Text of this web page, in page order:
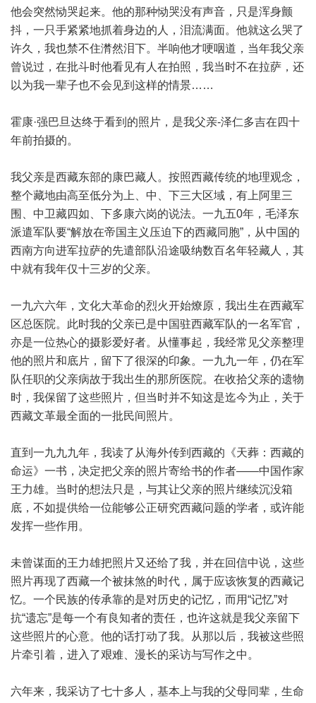
他会突然恸哭起来。他的那种恸哭没有声音，只是浑身颤
抖，一只手紧紧地抓着身边的人，泪流满面。他就这么哭了
许久，我也禁不住潸然泪下。半响他才哽咽道，当年我父亲
曾说过，在批斗时他看见有人在拍照，我当时不在拉萨，还
以为我一辈子也不会见到这样的情景……
霍康·强巴旦达终于看到的照片，是我父亲-泽仁多吉在四十
年前拍摄的。
我父亲是西藏东部的康巴藏人。按照西藏传统的地理观念，
整个藏地由高至低分为上、中、下三大区域，有上阿里三
围、中卫藏四如、下多康六岗的说法。一九五0年，毛泽东
派遣军队要“解放在帝国主义压迫下的西藏同胞”，从中国的
西南方向进军拉萨的先遣部队沿途吸纳数百名年轻藏人，其
中就有我年仅十三岁的父亲。
一九六六年，文化大革命的烈火开始燎原，我出生在西藏军
区总医院。此时我的父亲已是中国驻西藏军队的一名军官，
亦是一位热心的摄影爱好者。从懂事起，我经常见父亲整理
他的照片和底片，留下了很深的印象。一九九一年，仍在军
队任职的父亲病故于我出生的那所医院。在收拾父亲的遗物
时，我保留了这些照片，但当时并不知这是迄今为止，关于
西藏文革最全面的一批民间照片。
直到一九九九年，我读了从海外传到西藏的《天葬：西藏的
命运》一书，决定把父亲的照片寄给书的作者——中国作家
王力雄。当时的想法只是，与其让父亲的照片继续沉没箱
底，不如提供给一位能够公正研究西藏问题的学者，或许能
发挥一些作用。
未曾谋面的王力雄把照片又还给了我，并在回信中说，这些
照片再现了西藏一个被抹煞的时代，属于应该恢复的西藏记
忆。一个民族的传承靠的是对历史的记忆，而用“记忆”对
抗“遗忘”是每一个有良知者的责任，也许这就是我父亲留下
这些照片的心意。他的话打动了我。从那以后，我被这些照
片牵引着，进入了艰难、漫长的采访与写作之中。
六年来，我采访了七十多人，基本上与我的父母同辈，生命